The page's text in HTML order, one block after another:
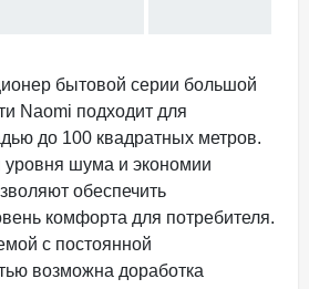
бытовой серии большой
Naomi подходит для
до 100 квадратных метров.
шума и экономии
обеспечить
комфорта для потребителя.
с постоянной
возможна доработка